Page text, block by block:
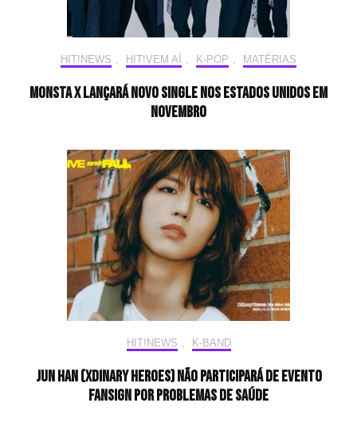
HIT!NEWS , HIT!VEM AÍ , K-POP , MATÉRIAS
MONSTA X lançará novo single nos Estados Unidos em
novembro
HIT!NEWS , K-BAND
Jun Han (Xdinary Heroes) não participará de evento
fansign por problemas de saúde